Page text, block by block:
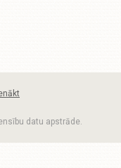
datu apstrāde.